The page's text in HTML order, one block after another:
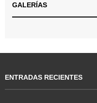
GALERÍAS
ENTRADAS RECIENTES